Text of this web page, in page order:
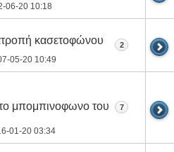
06-20 10:18
κασετοφώνου
05-20 10:49
2
μπομπινοφωνο του
01-20 03:34
7